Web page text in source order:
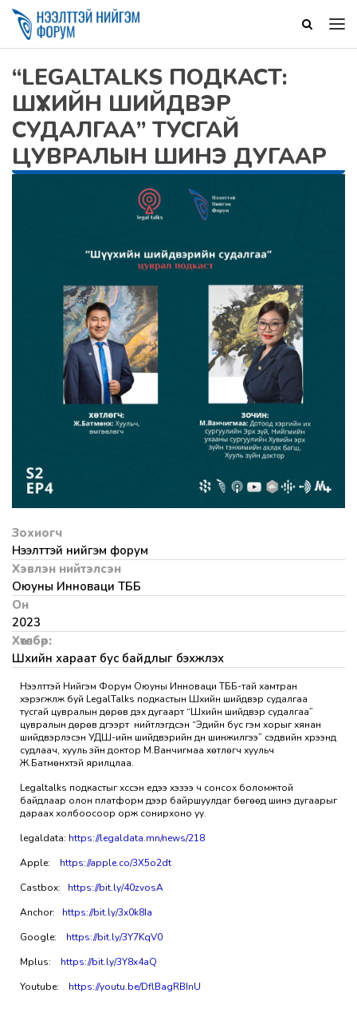
“LEGALTALKS ПОДКАСТ:
ШҮҮХИЙН ШИЙДВЭР
СУДАЛГАА” ТУСГАЙ
ЦУВРАЛЫН ШИНЭ ДУГААР
Зохиогч
Нээлттэй нийгэм форум
Хэвлэн нийтэлсэн
Оюуны Инноваци ТББ
Он
2023
Хөтөлбөр:
Шүүхийн хараат бус байдлыг бэхжүүлэх
Нээлттэй Нийгэм Форум Оюуны Инноваци ТББ-тай хамтран
хэрэгжүүлж буй LegalTalks подкастын Шүүхийн шийдвэр судалгаа
тусгай цувралын дөрөв дэх дугаарт “Шүүхийн шийдвэр судалгаа”
цувралын дөрөв дүгээрт нийтлэгдсэн “Эдийн бус гэм хорыг хянан
шийдвэрлэсэн УДШ-ийн шийдвэрийн дүн шинжилгээ” сэдвийн хүрээнд
судлаач, хууль зүйн доктор М.Ванчигмаа хөтлөгч хуульч
Ж.Батмөнхтэй ярилцлаа.
Legaltalks подкастыг хүссэн үедээ хэзээ ч сонсох боломжтой
байдлаар олон платформ дээр байршуулдаг бөгөөд шинэ дугаарыг
дараах холбоосоор орж сонирхоно уу.
legaldata: https://legaldata.mn/news/218
Apple: https://apple.co/3X5o2dt
Castbox: https://bit.ly/40zvosA
Anchor: https://bit.ly/3x0k8Ia
Google: https://bit.ly/3Y7KqV0
Mplus: https://bit.ly/3Y8x4aQ
Youtube: https://youtu.be/DflBagRBInU